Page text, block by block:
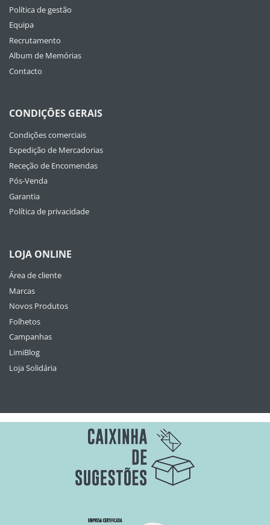
Política de gestão
Equipa
Recrutamento
Album de Memórias
Contacto
CONDIÇÕES GERAIS
Condições comerciais
Expedição de Mercadorias
Receção de Encomendas
Pós-Venda
Garantia
Política de privacidade
LOJA ONLINE
Área de cliente
Marcas
Novos Produtos
Folhetos
Campanhas
LimiBlog
Loja Solidária